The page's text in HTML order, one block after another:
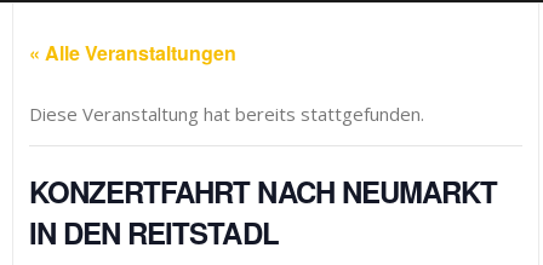
« Alle Veranstaltungen
Diese Veranstaltung hat bereits stattgefunden.
KONZERTFAHRT NACH NEUMARKT
IN DEN REITSTADL